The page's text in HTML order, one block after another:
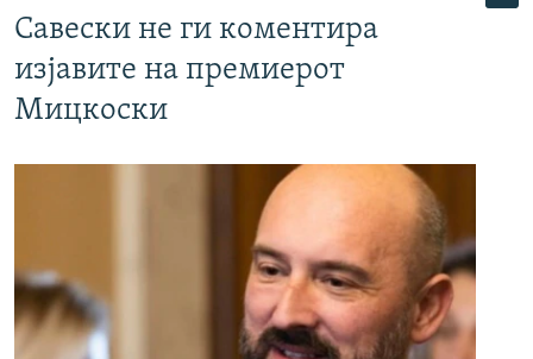
Савески не ги коментира
изјавите на премиерот
Мицкоски